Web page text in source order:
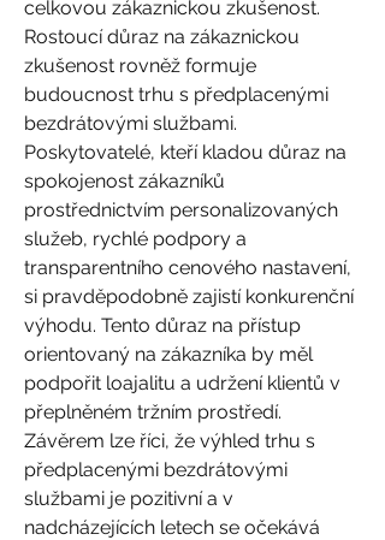
celkovou zákaznickou zkušenost.
Rostoucí důraz na zákaznickou
zkušenost rovněž formuje
budoucnost trhu s předplacenými
bezdrátovými službami.
Poskytovatelé, kteří kladou důraz na
spokojenost zákazníků
prostřednictvím personalizovaných
služeb, rychlé podpory a
transparentního cenového nastavení,
si pravděpodobně zajistí konkurenční
výhodu. Tento důraz na přístup
orientovaný na zákazníka by měl
podpořit loajalitu a udržení klientů v
přeplněném tržním prostředí.
Závěrem lze říci, že výhled trhu s
předplacenými bezdrátovými
službami je pozitivní a v
nadcházejících letech se očekává